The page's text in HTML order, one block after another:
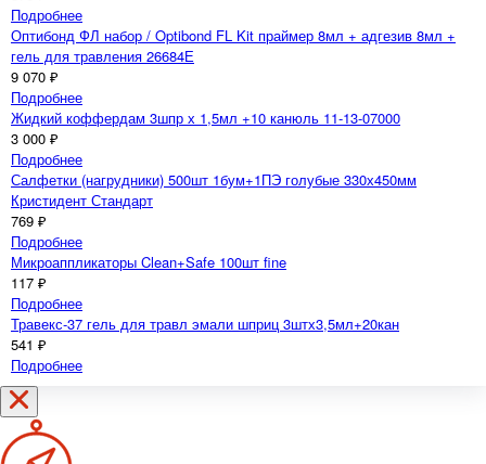
2 745 ₽
Подробнее
Иглы карпульные Euro type 30G 0,3 х 12 100шт.
376 ₽
Подробнее
Оптибонд ФЛ набор / Optibond FL Kit праймер 8мл + адгезив 8мл +
гель для травления 26684Е
9 070 ₽
Подробнее
Жидкий коффердам 3шпр х 1,5мл +10 канюль 11-13-07000
3 000 ₽
Подробнее
Салфетки (нагрудники) 500шт 1бум+1ПЭ голубые 330х450мм
Кристидент Стандарт
769 ₽
Подробнее
Микроаппликаторы Clean+Safe 100шт fine
117 ₽
Подробнее
Травекс-37 гель для травл эмали шприц 3штх3,5мл+20кан
541 ₽
Подробнее